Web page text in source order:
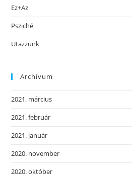
Ez+Az
Psziché
Utazzunk
Archívum
2021. március
2021. február
2021. január
2020. november
2020. október